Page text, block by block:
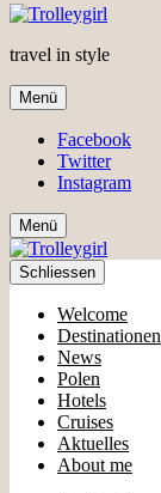
travel in style
Menü
Facebook
Twitter
Instagram
Menü
Schliessen
Welcome
Destinationen
News
Polen
Hotels
Cruises
Aktuelles
About me